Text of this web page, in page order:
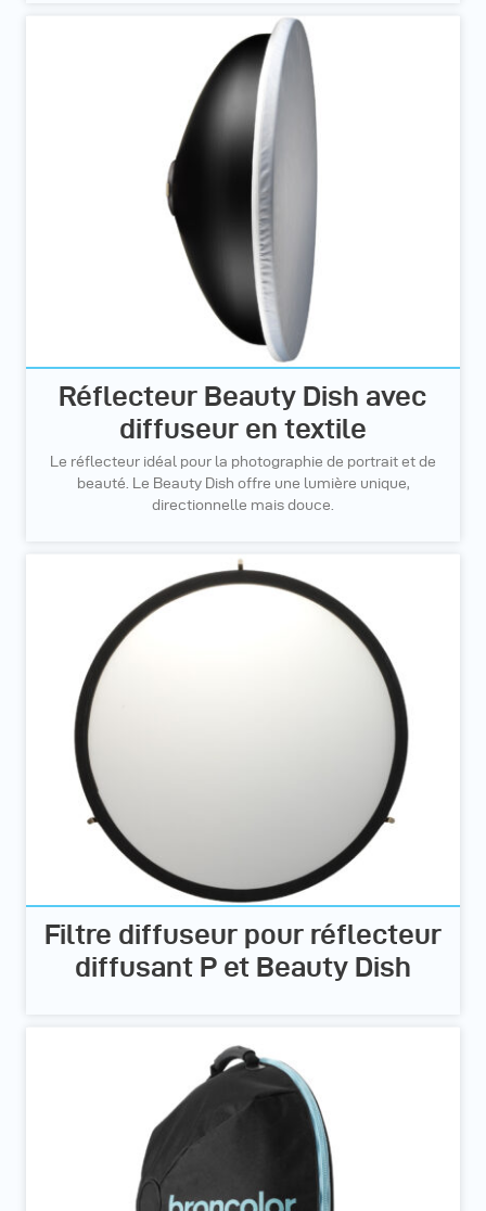
Réflecteur Beauty Dish avec
diffuseur en textile
Le réflecteur idéal pour la photographie de portrait et de
beauté. Le Beauty Dish offre une lumière unique,
directionnelle mais douce.
Filtre diffuseur pour réflecteur
diffusant P et Beauty Dish